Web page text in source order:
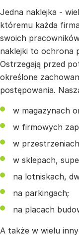
Jedna naklejka -
któremu każda
swoich
naklejki to ochrona
Ostrzegają przed
określone
postępowania.
w magazynach
w firmowych
w
w sklepach,
na lotniskach,
na parkingach;
na placach
A także w wielu